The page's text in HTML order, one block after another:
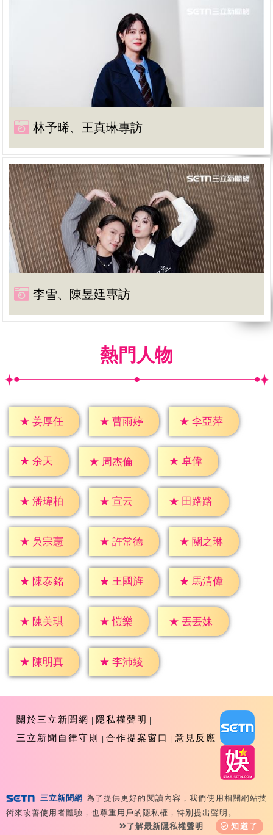
林予晞、王真琳專訪
李雪、陳昱廷專訪
熱門人物
★ 姜厚任 ★ 曹雨婷 ★ 李亞萍
★ 余天 ★ 周杰倫 ★ 卓偉
★ 潘瑋柏 ★ 宣云 ★ 田路路
★ 吳宗憲 ★ 許常德 ★ 關之琳
★ 陳泰銘 ★ 王國旌 ★ 馬清偉
★ 陳美琪 ★ 愷樂 ★ 丟丟妹
★ 陳明真 ★ 李沛綾
關於三立新聞網
隱私權聲明
三立新聞自律守則
合作提案窗口 意見反應
Copyright ©2026 Sanlih E-Television All Rights
Reserved 版權所有 盜用必究 台北市內湖區舊宗路一段159
三立新聞網 為了提供更好的閱讀內容，我們使用相關網站技
術來改善使用者體驗，也尊重用戶的隱私權，特別提出聲明。
了解最新隱私權聲明
知道了